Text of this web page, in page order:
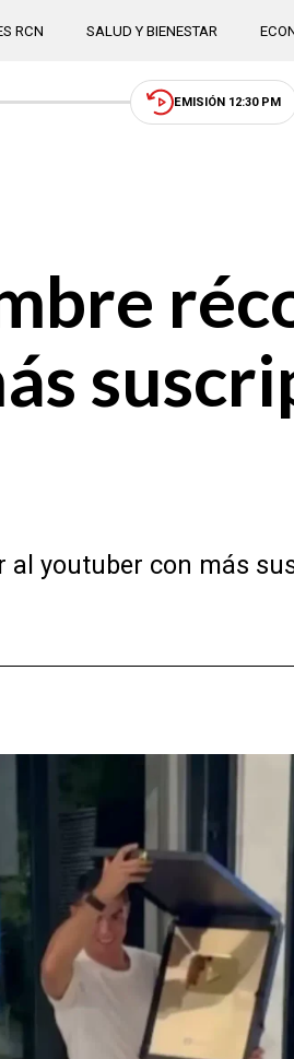
RCN SALUD Y BIENESTAR
EMISIÓN 12:30 PM
youtuber con más